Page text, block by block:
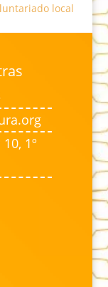
local
1º